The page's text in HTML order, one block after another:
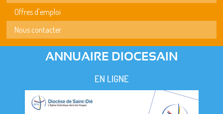
Offres d'emploi
Nous contacter
ANNUAIRE DIOCESAIN
EN LIGNE